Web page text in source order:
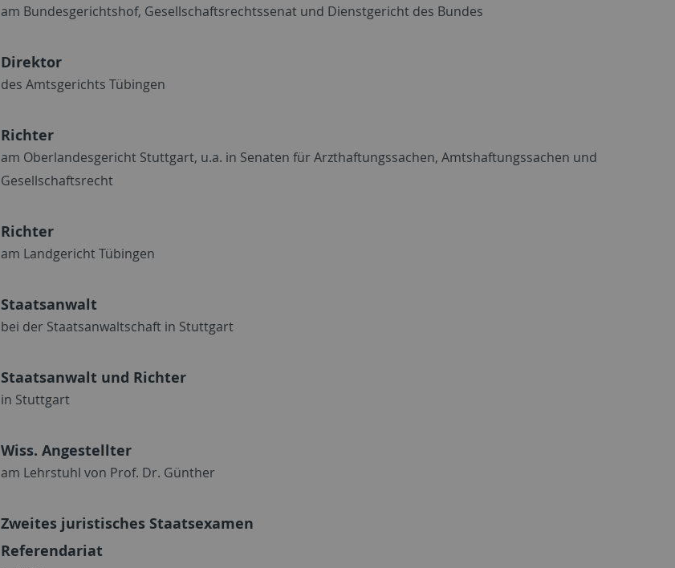
am Bundesgerichtshof, Gesellschaftsrechtssenat und Dienstgericht des Bundes
Direktor
des Amtsgerichts Tübingen
Richter
am Oberlandesgericht Stuttgart, u.a. in Senaten für Arzthaftungssachen, Amtshaftungssachen und
Gesellschaftsrecht
Richter
am Landgericht Tübingen
Staatsanwalt
bei der Staatsanwaltschaft in Stuttgart
Staatsanwalt und Richter
in Stuttgart
Wiss. Angestellter
am Lehrstuhl von Prof. Dr. Günther
Zweites juristisches Staatsexamen
Referendariat